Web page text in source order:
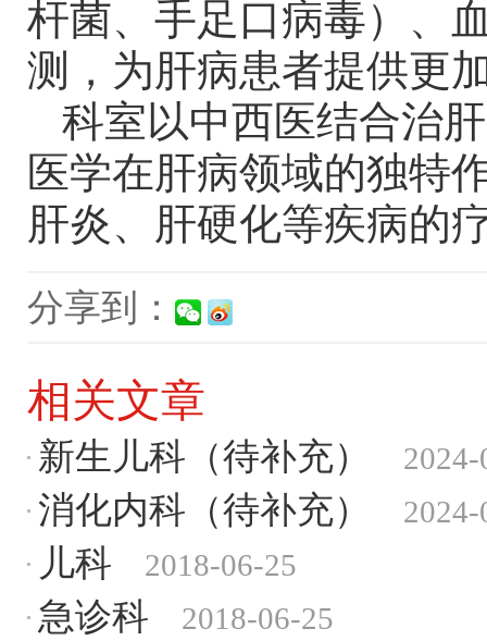
杆菌、手足口病毒）、
测，为肝病患者提供更
科室以中西医结合治
医学在肝病领域的独特
肝炎、肝硬化等疾病的
分享到：
相关文章
新生儿科（待补充）
消化内科（待补充）
儿科 2018-06-25
急诊科 2018-06-25